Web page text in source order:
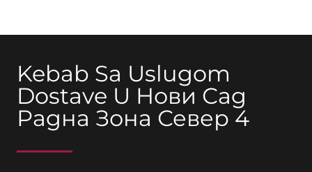
Kebab Sa Uslugom
Dostave U Нови Сад
Радна Зона Север 4